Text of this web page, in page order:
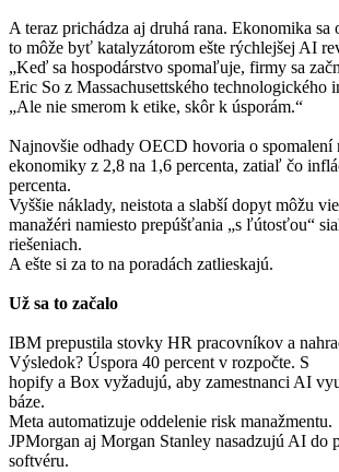
A teraz prichádza aj druhá rana. Ekonomika sa
to môže byť katalyzátorom ešte rýchlejšej AI
„Keď sa hospodárstvo spomaľuje, firmy sa
Eric So z Massachusettského technologického
„Ale nie smerom k etike, skôr k úsporám.“
Najnovšie odhady OECD hovoria o spomalení
ekonomiky z 2,8 na 1,6 percenta, zatiaľ čo
percenta.
Vyššie náklady, neistota a slabší dopyt môžu
manažéri namiesto prepúšťania „s ľútosťou“
riešeniach.
A ešte si za to na poradách zatlieskajú.
Už sa to začalo
IBM prepustila stovky HR pracovníkov a
Výsledok? Úspora 40 percent v rozpočte. S
hopify a Box vyžadujú, aby zamestnanci AI
báze.
Meta automatizuje oddelenie risk manažmentu.
JPMorgan aj Morgan Stanley nasadzujú AI do
softvéru.